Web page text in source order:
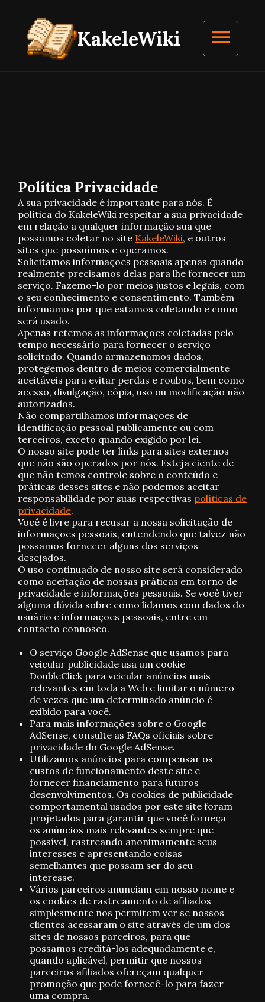
KakeleWiki
Política Privacidade
A sua privacidade é importante para nós. É
política do KakeleWiki respeitar a sua privacidade
em relação a qualquer informação sua que
possamos coletar no site KakeleWiki, e outros
sites que possuímos e operamos.
Solicitamos informações pessoais apenas quando
realmente precisamos delas para lhe fornecer um
serviço. Fazemo-lo por meios justos e legais, com
o seu conhecimento e consentimento. Também
informamos por que estamos coletando e como
será usado.
Apenas retemos as informações coletadas pelo
tempo necessário para fornecer o serviço
solicitado. Quando armazenamos dados,
protegemos dentro de meios comercialmente
aceitáveis ​​para evitar perdas e roubos, bem como
acesso, divulgação, cópia, uso ou modificação não
autorizados.
Não compartilhamos informações de
identificação pessoal publicamente ou com
terceiros, exceto quando exigido por lei.
O nosso site pode ter links para sites externos
que não são operados por nós. Esteja ciente de
que não temos controle sobre o conteúdo e
práticas desses sites e não podemos aceitar
responsabilidade por suas respectivas políticas de
privacidade.
Você é livre para recusar a nossa solicitação de
informações pessoais, entendendo que talvez não
possamos fornecer alguns dos serviços
desejados.
O uso continuado de nosso site será considerado
como aceitação de nossas práticas em torno de
privacidade e informações pessoais. Se você tiver
alguma dúvida sobre como lidamos com dados do
usuário e informações pessoais, entre em
contacto connosco.
O serviço Google AdSense que usamos para
veicular publicidade usa um cookie
DoubleClick para veicular anúncios mais
relevantes em toda a Web e limitar o número
de vezes que um determinado anúncio é
exibido para você.
Para mais informações sobre o Google
AdSense, consulte as FAQs oficiais sobre
privacidade do Google AdSense.
Utilizamos anúncios para compensar os
custos de funcionamento deste site e
fornecer financiamento para futuros
desenvolvimentos. Os cookies de publicidade
comportamental usados ​​por este site foram
projetados para garantir que você forneça
os anúncios mais relevantes sempre que
possível, rastreando anonimamente seus
interesses e apresentando coisas
semelhantes que possam ser do seu
interesse.
Vários parceiros anunciam em nosso nome e
os cookies de rastreamento de afiliados
simplesmente nos permitem ver se nossos
clientes acessaram o site através de um dos
sites de nossos parceiros, para que
possamos creditá-los adequadamente e,
quando aplicável, permitir que nossos
parceiros afiliados ofereçam qualquer
promoção que pode fornecê-lo para fazer
uma compra.